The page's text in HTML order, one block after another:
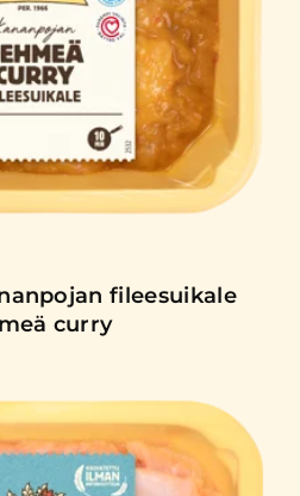
fileesuikale
curry